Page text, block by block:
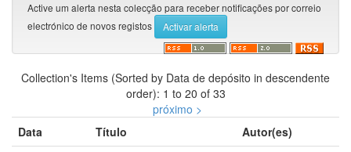
Active um alerta nesta colecção para receber notificações por correio
electrónico de novos registos
Collection's Items (Sorted by Data de depósito in descendente
order): 1 to 20 of 33
próximo >
Data
Título
Autor(es)